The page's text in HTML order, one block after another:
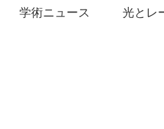
学術ニュース 光とレ